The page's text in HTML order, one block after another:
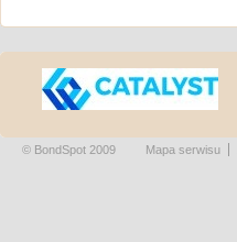
© BondSpot 2009 Mapa serwisu